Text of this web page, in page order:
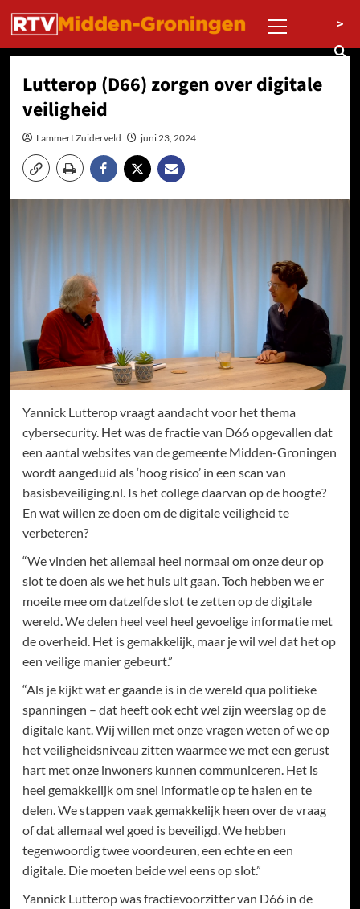
naar
inhoud
menu
>
Lutterop (D66) zorgen over digitale
veiligheid
Lammert Zuiderveld juni 23, 2024
Yannick Lutterop vraagt aandacht voor het thema
cybersecurity. Het was de fractie van D66 opgevallen dat
een aantal websites van de gemeente Midden-Groningen
wordt aangeduid als ‘hoog risico’ in een scan van
basisbeveiliging.nl. Is het college daarvan op de hoogte?
En wat willen ze doen om de digitale veiligheid te
verbeteren?
“We vinden het allemaal heel normaal om onze deur op
slot te doen als we het huis uit gaan. Toch hebben we er
moeite mee om datzelfde slot te zetten op de digitale
wereld. We delen heel veel heel gevoelige informatie met
de overheid. Het is gemakkelijk, maar je wil wel dat het op
een veilige manier gebeurt.”
“Als je kijkt wat er gaande is in de wereld qua politieke
spanningen – dat heeft ook echt wel zijn weerslag op de
digitale kant. Wij willen met onze vragen weten of we op
het veiligheidsniveau zitten waarmee we met een gerust
hart met onze inwoners kunnen communiceren. Het is
heel gemakkelijk om snel informatie op te halen en te
delen. We stappen vaak gemakkelijk heen over de vraag
of dat allemaal wel goed is beveiligd. We hebben
tegenwoordig twee voordeuren, een echte en een
digitale. Die moeten beide wel eens op slot.”
Yannick Lutterop was fractievoorzitter van D66 in de